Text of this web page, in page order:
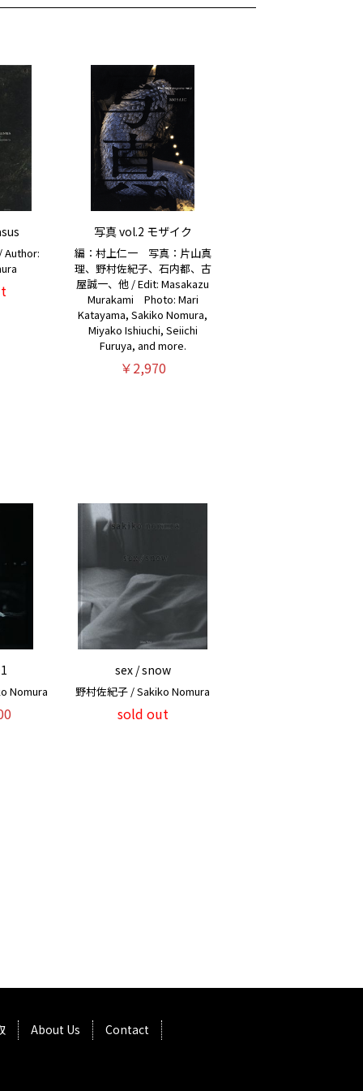
Author:
写真 vol.2 モザイク
編：村上仁一 写真：片山真
理、野村佐紀子、石内都、古
屋誠一、他 / Edit: Masakazu
Murakami Photo: Mari
Katayama, Sakiko Nomura,
Miyako Ishiuchi, Seiichi
Furuya, and more.
￥2,970
Nomura
sex / snow
野村佐紀子 / Sakiko Nomura
sold out
About Us Contact